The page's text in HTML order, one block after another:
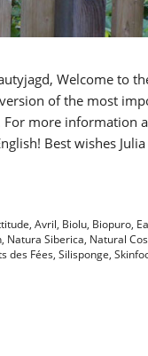
Welcome to
of the most
more information
Best wishes
, Avril, Biolu, Biopuro,
, Natura Siberica, Natural
des Fées, Silisponge,